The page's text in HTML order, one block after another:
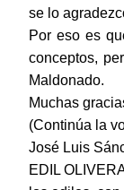
se lo
Por eso es
conceptos,
Maldonado.
Muchas
(Continúa la
José Luis
EDIL